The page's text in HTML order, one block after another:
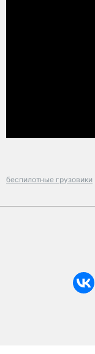
беспилотные грузовики